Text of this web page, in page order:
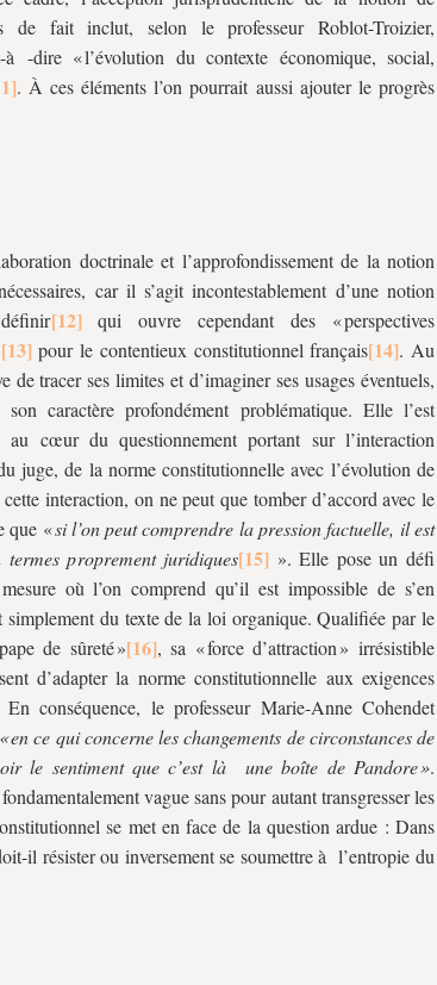
de fait inclut, selon le professeur Roblot-Troizier,
à -dire « l’évolution du contexte économique, social,
. À ces éléments l’on pourrait aussi ajouter le progrès
doctrinale et l’approfondissement de la notion
car il s’agit incontestablement d’une notion
qui ouvre cependant des « perspectives
pour le contentieux constitutionnel français
. Au
de tracer ses limites et d’imaginer ses usages éventuels,
caractère profondément problématique. Elle l’est
au cœur du questionnement portant sur l’interaction
juge, de la norme constitutionnelle avec l’évolution de
interaction, on ne peut que tomber d’accord avec le
que «si l’on peut comprendre la pression factuelle, il est
proprement juridiques
». Elle pose un défi
où l’on comprend qu’il est impossible de s’en
simplement du texte de la loi organique. Qualifiée par le
de sûreté »
, sa « force d’attraction » irrésistible
d’adapter la norme constitutionnelle aux exigences
conséquence, le professeur Marie-Anne Cohendet
« en ce qui concerne les changements de circonstances de
le sentiment que c’est là une boîte de Pandore ».
vague sans pour autant transgresser les
se met en face de la question ardue : Dans
il résister ou inversement se soumettre à l’entropie du